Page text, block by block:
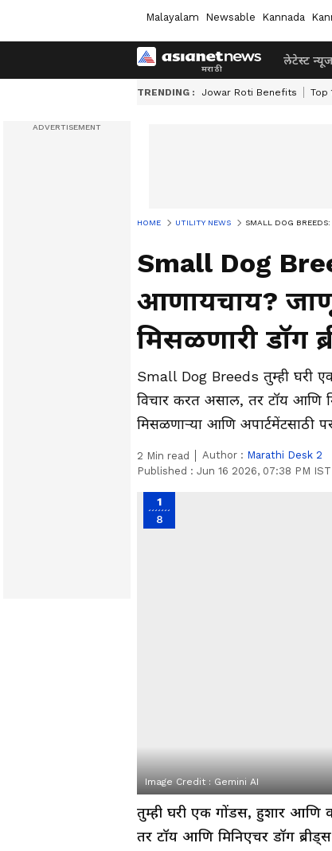
Malayalam Newsable Kannada
लेटेस्ट न्यूज
TRENDING : Jowar Roti Benefits Top
HOME UTILITY NEWS SMALL DOG BREEDS:
Small Dog
आणायचाय?
मिसळणारी डॉग
Small Dog Breeds तुम्ही घरी
विचार करत असाल, तर टॉय आणि
मिसळणाऱ्या आणि अपार्टमेंटसाठी
2 Min read Author : Marathi Desk 2
Published : Jun 16 2026, 07:38 PM IST
1
8
Image Credit : Gemini AI
तुम्ही घरी एक गोंडस, हुशार आणि
तर टॉय आणि मिनिएचर डॉग